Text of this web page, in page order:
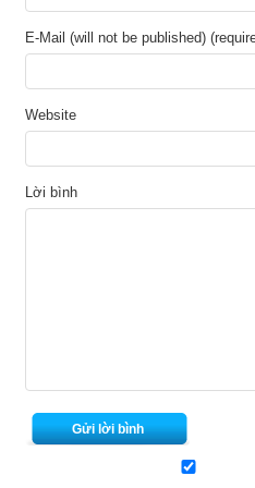
E-Mail (will not be published)
Website
Lời bình